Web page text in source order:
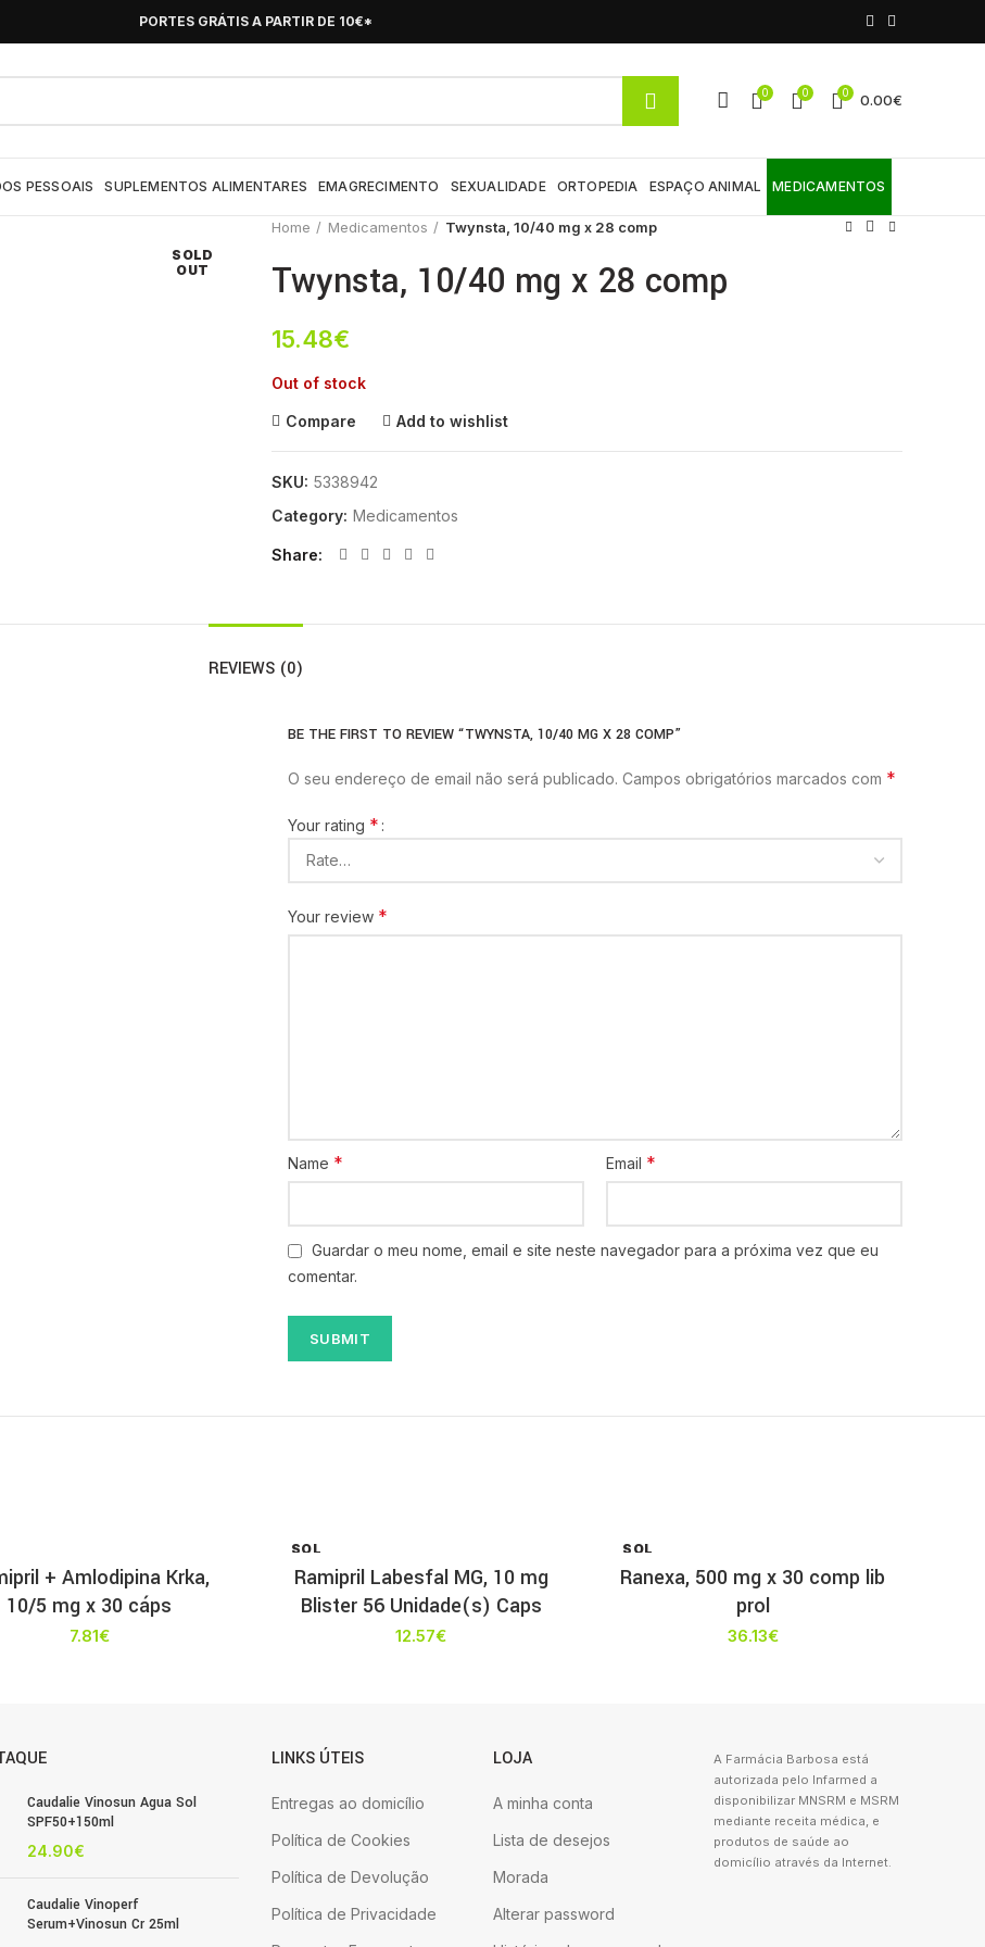
PORTES GRÁTIS A PARTIR DE 10€*
0 0 0 0.00€
PESSOAIS SUPLEMENTOS ALIMENTARES EMAGRECIMENTO SEXUALIDADE ORTOPEDIA ESPAÇO ANIMAL MEDICAMENTOS
SOLD
OUT
Home
Medicamentos Twynsta, 10/40 mg x 28 comp
Twynsta, 10/40 mg x 28 comp
15.48€
Out of stock
Compare Add to wishlist
SKU: 5338942
Category: Medicamentos
Share
REVIEWS (0)
BE THE FIRST TO REVIEW “TWYNSTA, 10/40 MG X 28 COMP”
O seu endereço de email não será publicado. Campos obrigatórios marcados com *
Your rating *
Your review *
Name * Email *
Guardar o meu nome, email e site neste navegador para a próxima vez que eu
comentar.
+ Amlodipina Krka,
10/5 mg x 30 cáps
7.81€
SOL
T
Ramipril Labesfal MG, 10 mg
Blister 56 Unidade(s) Caps
12.57€
SOL
T
Ranexa, 500 mg x 30 comp lib
prol
36.13€
Caudalie Vinosun Agua Sol
SPF50+150ml
24.90€
Caudalie Vinoperf
Serum+Vinosun Cr 25ml
LINKS ÚTEIS
Entregas ao domicílio
Política de Cookies
Política de Devolução
Política de Privacidade
LOJA
A minha conta
Lista de desejos
Morada
Alterar password
A Farmácia Barbosa está
autorizada pelo Infarmed a
disponibilizar MNSRM e MSRM
mediante receita médica, e
produtos de saúde ao
domicílio através da Internet.